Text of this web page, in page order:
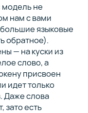
модель не
нам с вами
языковые
обратное).
— на куски из
слово, а
присвоен
идет только
Даже слова
зато есть